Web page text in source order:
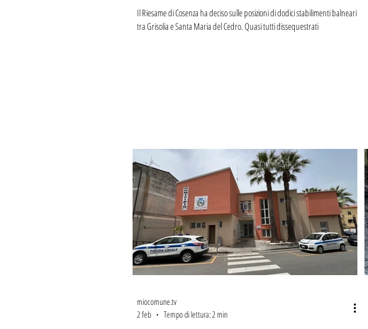
Il Riesame di Cosenza ha deciso sulle posizioni di dodici stabilimenti balneari
tra Grisolia e Santa Maria del Cedro. Quasi tutti dissequestrati
miocomune.tv
2 feb
Tempo di lettura: 2 min